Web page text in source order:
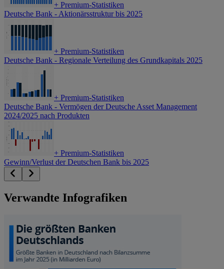
+ Premium-Statistiken
Deutsche Bank - Aktionärsstruktur bis 2025
+ Premium-Statistiken
Deutsche Bank - Regionale Verteilung des Grundkapitals 2025
+ Premium-Statistiken
Deutsche Bank - Vermögen der Deutsche Asset Management
2024/2025 nach Produkten
+ Premium-Statistiken
Gewinn/Verlust der Deutschen Bank bis 2025
Verwandte Infografiken